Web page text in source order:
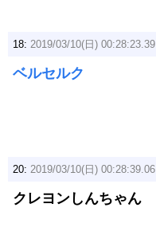
18: 2019/03/10(日) 00:28:23.39
ベルセルク
20: 2019/03/10(日) 00:28:39.06
クレヨンしんちゃん